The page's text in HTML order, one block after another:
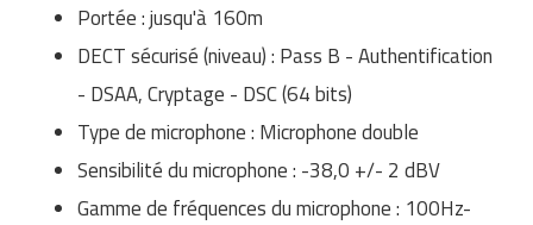
Portée : jusqu'à 160m
DECT sécurisé (niveau) : Pass B - Authentification
- DSAA, Cryptage - DSC (64 bits)
Type de microphone : Microphone double
Sensibilité du microphone : -38,0 +/- 2 dBV
Gamme de fréquences du microphone : 100Hz-